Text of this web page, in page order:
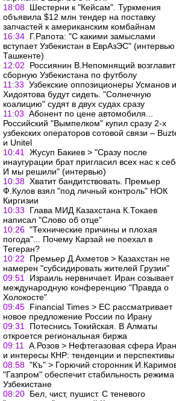
18:08 Шестерни к "Кейсам". Туркмения
объявила $12 млн тендер на поставку
запчастей к американским комбайнам
16:34 Г.Рапота: "С какими замыслами
вступает Узбекистан в ЕврАзЭС"
Ташкенте)
12:02
Россиянин В.Непомнящий возглавит
сборную Узбекистана по футболу
11:33 Узбекские оппозиционеры Усманов и
Хидоятова будут сидеть. "Солнечную
коалицию" судят в двух судах сразу
11:03 Абонент по цене автомобиля...
Российский "Вымпелком" купил сразу 2-х
узбекских операторов сотовой связи –
и Unitel
10:41
Жусуп Бакиев > "Сразу после
инаугурации брат пригласил всех нас к
И мы решили" (интервью)
10:38 Хватит бандитствовать. Премьер
Ф.Кулов взял "под личный контроль" НОК
Киргизии
10:33
Глава МИД Казахстана К.Токаев
написал "Слово об отце"
10:26 "Технические причины и плохая
погода"... Почему Карзай не поехал в
Тегеран?
10:22
Премьер Д.Ахметов > Казахстан не
намерен "субсидировать жителей Грузии"
09:51
Израиль нервничает. Иран созывает
международную конференцию "Правда о
Холокосте"
09:45 Financial Times > ЕС рассматривает
новое предложение России по Ирану
09:31
Потеснись Токийская. В Алматы
откроется региональная биржа
09:11
А.Розов > Нефтегазовая сфера
и интересы КНР: тенденции и перспективы
08:58 "Къ" > Горючий сторонник
"Газпром" обеспечит стабильность режима
Узбекистане
08:20 Бел, чист, пушист. С теневого